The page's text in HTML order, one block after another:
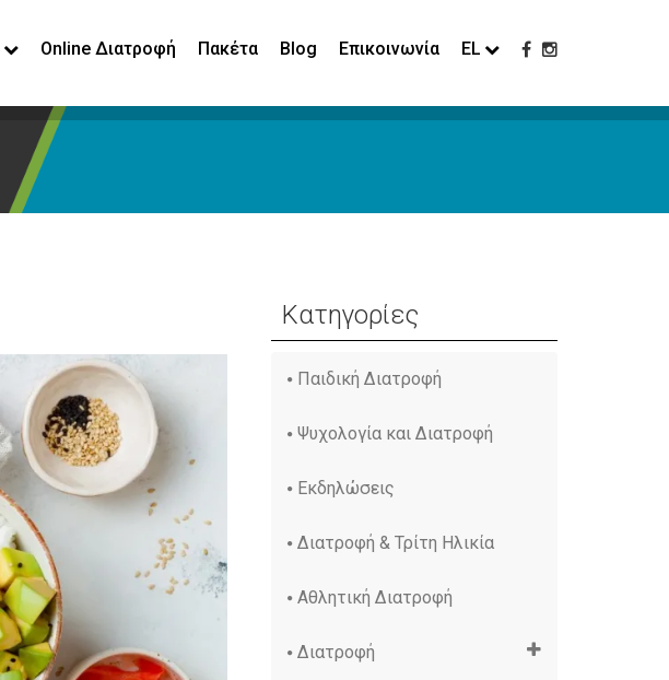
Online Διατροφή Πακέτα Blog Επικοινωνία EL
Κατηγορίες
Παιδική Διατροφή
Ψυχολογία και Διατροφή
Εκδηλώσεις
Διατροφή & Τρίτη Ηλικία
Αθλητική Διατροφή
Διατροφή